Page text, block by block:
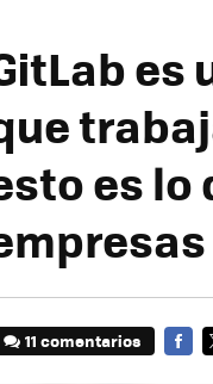
es
es lo
11 comentarios